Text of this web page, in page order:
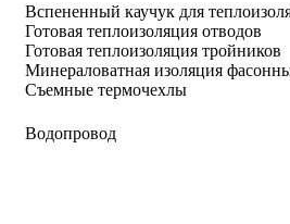
Вспененный каучук для
Готовая теплоизоляция отводов
Готовая теплоизоляция тройников
Минераловатная изоляция
Съемные термочехлы
Водопровод